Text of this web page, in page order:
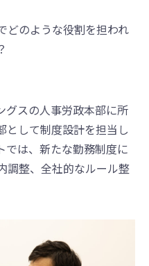
どのような役割を担われ
グスの人事労政本部に所
として制度設計を担当し
では、新たな勤務制度に
調整、全社的なルール整